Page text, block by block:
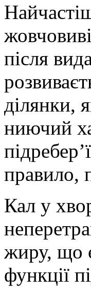
після
ділянки,
ниючий
правило,
Кал у
жиру, що
функції